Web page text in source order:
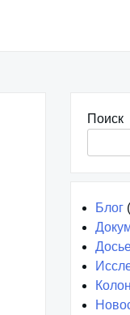
Поиск
Блог